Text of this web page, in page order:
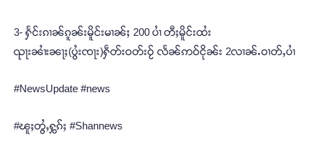
3- ႁႅင်းၵၢၼ်ၵူၼ်းမိူင်းမၢၼ်ႈ 200 ပၢႆ တီႈမိူင်းထႆး
ၺႃးၼၢႆးၼႃႈ(ပွႆးၸႃး)ႁဵတ်းဝတ်းဝႂ် လႅၼ်ဢဝ်ငိုၼ်း 2လၢၼ်ႉဝၢတ်ႇပၢႆ
#NewsUpdate #news
#ၽူႈတွႆႇႁွၵ်ႈ #Shannews